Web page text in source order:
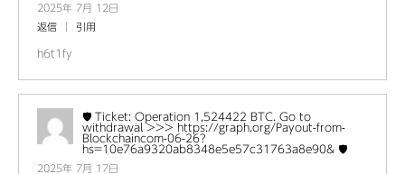
2025年 7月 12日
返信
引用
h6t1fy
🛡 Ticket: Operation 1,524422 BTC. Go to
withdrawal >>> https://graph.org/Payout-from-
Blockchaincom-06-26?
hs=10e76a9320ab8348e5e57c31763a8e90& 🛡
2025年 7月 17日